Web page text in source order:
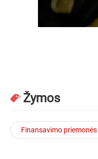
Žymos
Finansavimo priemonės